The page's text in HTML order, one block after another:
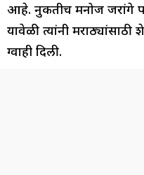
आहे. नुकतीच मनोज जरांगे
यावेळी त्यांनी मराठ्यांसाठी
ग्वाही दिली.